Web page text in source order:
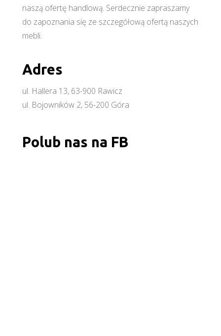
naszą ofertę handlową. Serdecznie zapraszamy
do zapoznania się ze szczegółową ofertą naszych
mebli.
Adres
ul. Hallera 13, 63-900 Rawicz
ul. Bojowników 2, 56-200 Góra
Polub nas na FB